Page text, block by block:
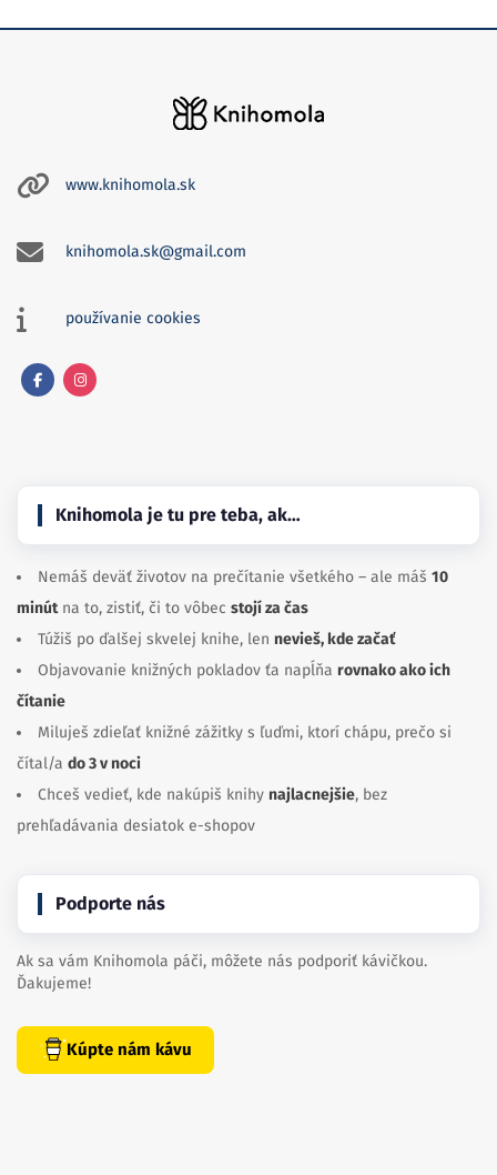
www.knihomola.sk
knihomola.sk@gmail.com
používanie cookies
Knihomola je tu pre teba, ak…
Nemáš deväť životov na prečítanie všetkého – ale máš 10
minútna to, zistiť, či to vôbec stojí za čas
Túžiš po ďalšej skvelej knihe, len nevieš, kde začať
Objavovanie knižných pokladov ťa napĺňa rovnako ako ich
čítanie
Miluješ zdieľať knižné zážitky s ľuďmi, ktorí chápu, prečo si
čítal/a do 3 v noci
Chceš vedieť, kde nakúpiš knihy najlacnejšie, bez
prehľadávania desiatok e-shopov
Podporte nás
Ak sa vám Knihomola páči, môžete nás podporiť kávičkou.
Ďakujeme!
Kúpte nám kávu